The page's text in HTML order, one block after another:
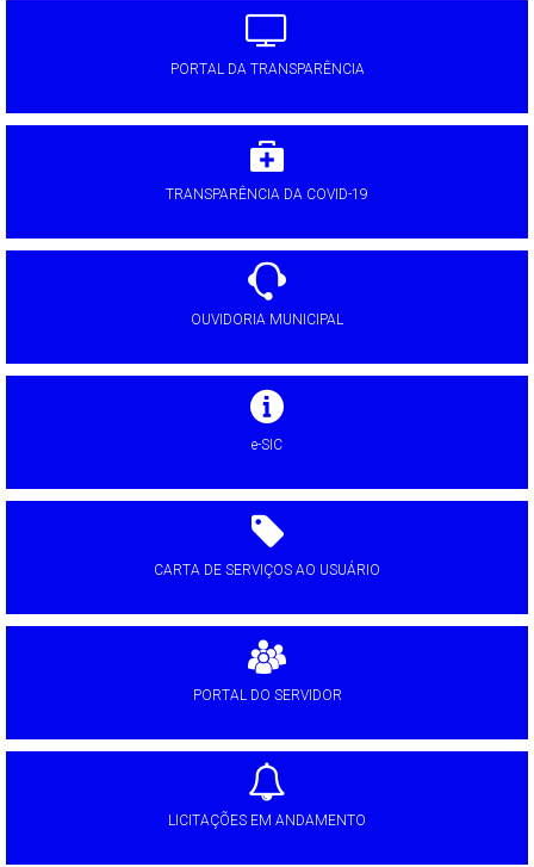
PORTAL DA TRANSPARÊNCIA
TRANSPARÊNCIA DA COVID-19
OUVIDORIA MUNICIPAL
e-SIC
CARTA DE SERVIÇOS AO USUÁRIO
PORTAL DO SERVIDOR
LICITAÇÕES EM ANDAMENTO